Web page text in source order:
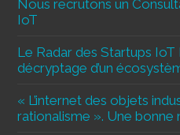
Nous recrutons un
IoT
Le Radar des Startups IoT
décryptage d’un
« L’internet des objets
rationalisme ». Une